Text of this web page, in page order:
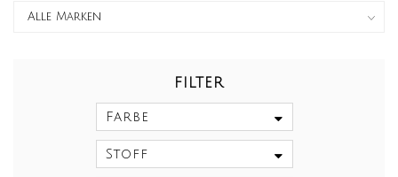
FILTER
Farbe
Stoff